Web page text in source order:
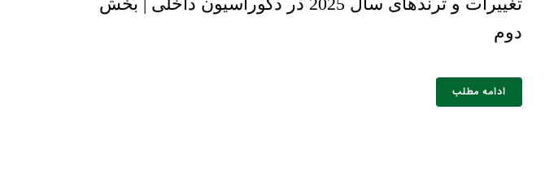
دوم
ادامه مطلب
شماره واتس‌اپ : *